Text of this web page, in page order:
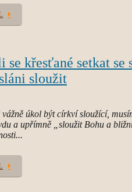
se křesťané setkat
sloužit
vážně úkol být církví sloužící,
a upřímně „sloužit Bohu a